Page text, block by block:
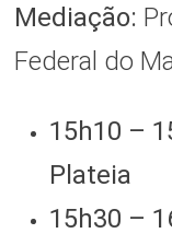
Mediação:
Federal do
15h10 –
Plateia
15h30 –